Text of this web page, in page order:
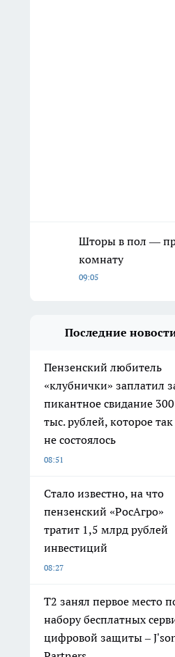
Шторы в пол —
комнату
09:05
Последние
Пензенский любитель
«клубнички» заплатил
пикантное свидание 300
тыс. рублей, которое
не состоялось
08:51
Стало известно, на что
пензенский «РосАгро»
тратит 1,5 млрд рублей
инвестиций
08:27
Т2 занял первое место
набору бесплатных
цифровой защиты –